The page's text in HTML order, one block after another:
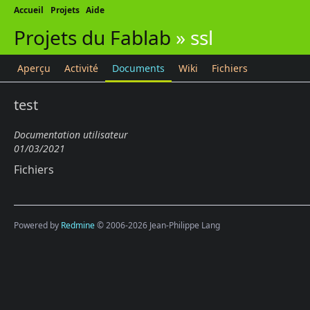
Accueil Projets Aide
Projets du Fablab » ssl
Aperçu Activité Documents Wiki Fichiers
test
Documentation utilisateur
01/03/2021
Fichiers
Powered by Redmine© 2006-2026 Jean-Philippe Lang